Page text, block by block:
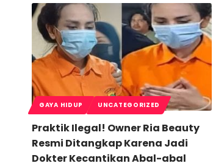
GAYA HIDUP UNCATEGORIZED
Praktik Ilegal! Owner Ria Beauty
Resmi Ditangkap Karena Jadi
Dokter Kecantikan Abal-abal